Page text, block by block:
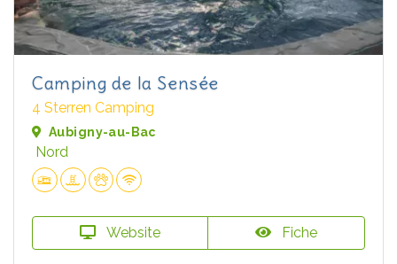
Camping de la Sensée
4 Sterren Camping
Aubigny-au-Bac
Nord
Website Fiche